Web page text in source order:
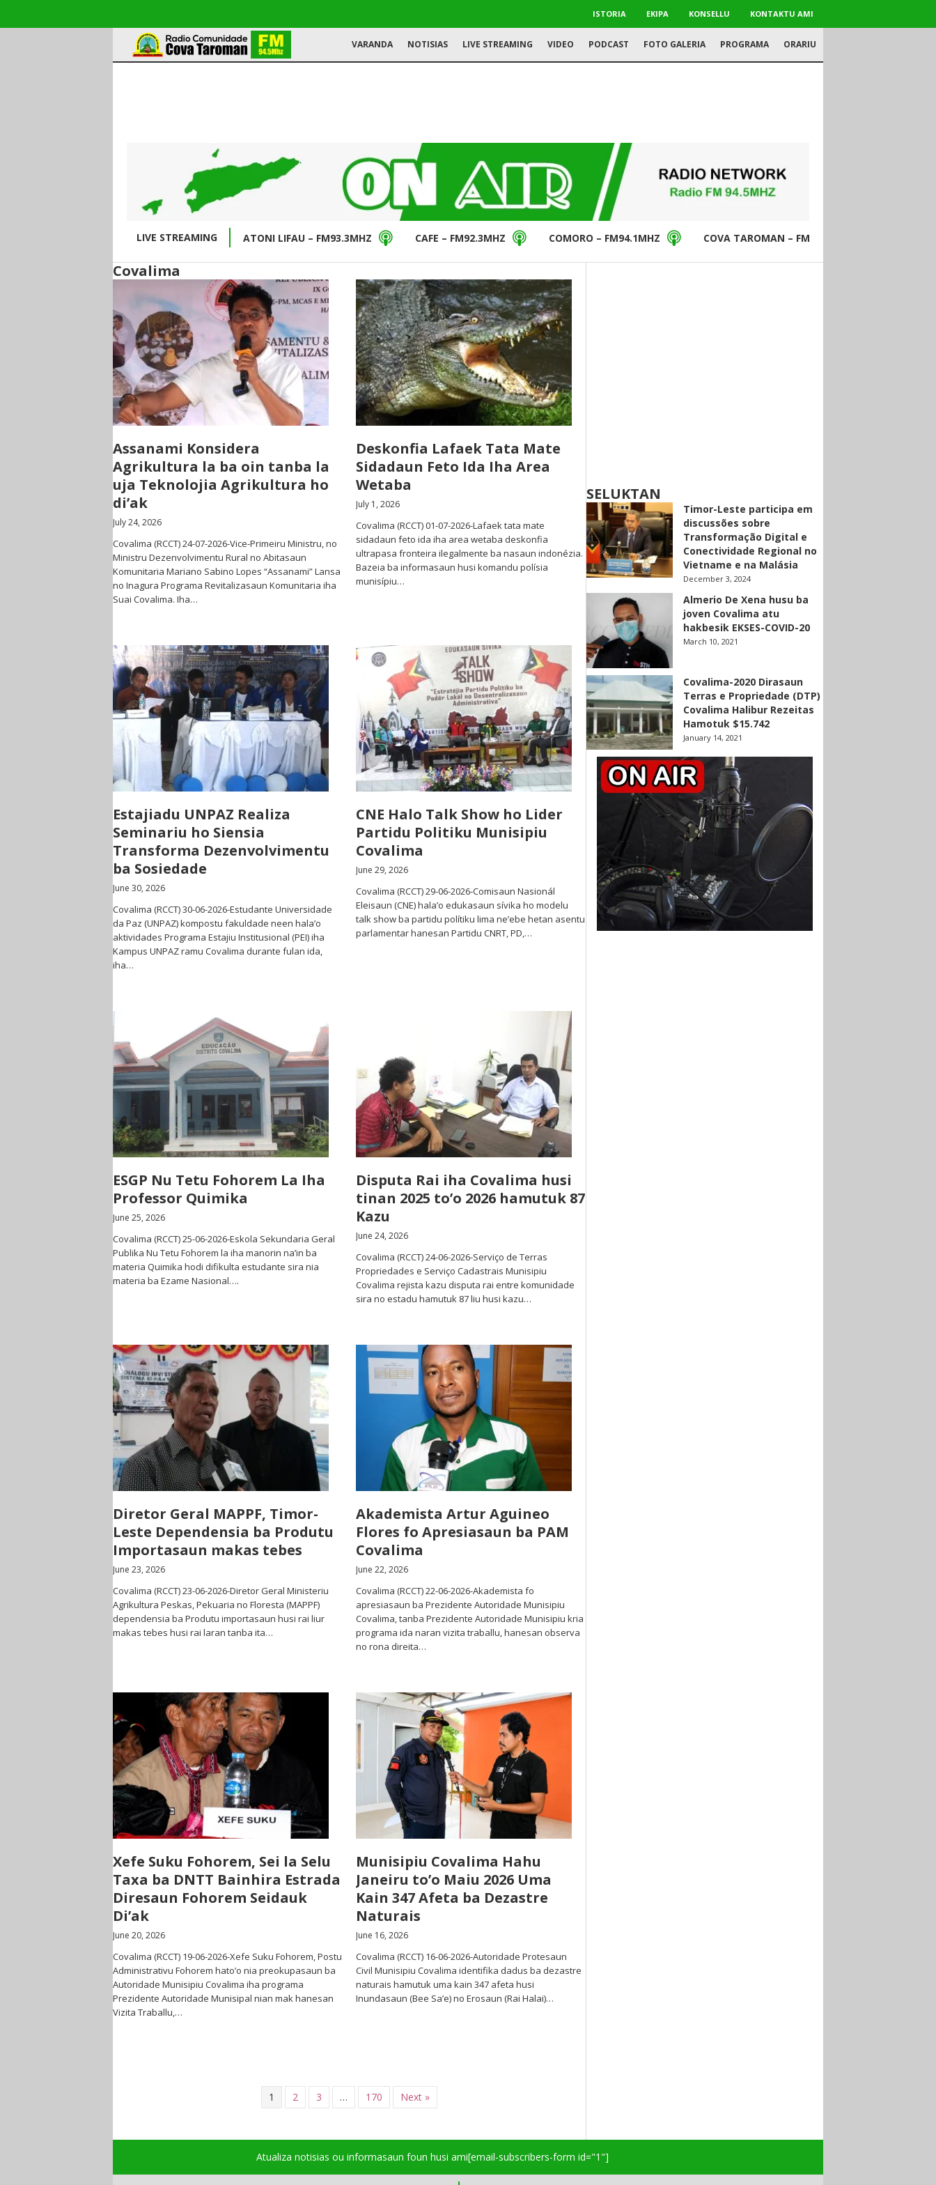
ISTORIA EKIPA KONSELLU KONTAKTU AMI
VARANDA NOTISIAS LIVE STREAMING VIDEO PODCAST FOTO GALERIA PROGRAMA ORARIU
LIVE STREAMING ATONI LIFAU – FM93.3MHZ CAFE – FM92.3MHZ COMORO – FM94.1MHZ COVA TAROMAN – FM94.5MHZ
Covalima
Assanami Konsidera
Agrikultura la ba oin tanba la
uja Teknolojia Agrikultura ho
di’ak
July 24, 2026
Covalima (RCCT) 24-07-2026-Vice-Primeiru Ministru, no
Ministru Dezenvolvimentu Rural no Abitasaun
Komunitaria Mariano Sabino Lopes “Assanami” Lansa
no Inagura Programa Revitalizasaun Komunitaria iha
Suai Covalima. Iha…
Deskonfia Lafaek Tata Mate
Sidadaun Feto Ida Iha Area
Wetaba
July 1, 2026
Covalima (RCCT) 01-07-2026-Lafaek tata mate
sidadaun feto ida iha area wetaba deskonfia
ultrapasa fronteira ilegalmente ba nasaun indonézia.
Bazeia ba informasaun husi komandu polísia
munisípiu…
Estajiadu UNPAZ Realiza
Seminariu ho Siensia
Transforma Dezenvolvimentu
ba Sosiedade
June 30, 2026
Covalima (RCCT) 30-06-2026-Estudante Universidade
da Paz (UNPAZ) kompostu fakuldade neen hala’o
aktividades Programa Estajiu Institusional (PEI) iha
Kampus UNPAZ ramu Covalima durante fulan ida,
iha…
CNE Halo Talk Show ho Lider
Partidu Politiku Munisipiu
Covalima
June 29, 2026
Covalima (RCCT) 29-06-2026-Comisaun Nasionál
Eleisaun (CNE) hala’o edukasaun sívika ho modelu
talk show ba partidu polítiku lima ne’ebe hetan asentu
parlamentar hanesan Partidu CNRT, PD,…
ESGP Nu Tetu Fohorem La Iha
Professor Quimika
June 25, 2026
Covalima (RCCT) 25-06-2026-Eskola Sekundaria Geral
Publika Nu Tetu Fohorem la iha manorin na’in ba
materia Quimika hodi difikulta estudante sira nia
materia ba Ezame Nasional….
Disputa Rai iha Covalima husi
tinan 2025 to’o 2026 hamutuk 87
Kazu
June 24, 2026
Covalima (RCCT) 24-06-2026-Serviço de Terras
Propriedades e Serviço Cadastrais Munisipiu
Covalima rejista kazu disputa rai entre komunidade
sira no estadu hamutuk 87 liu husi kazu…
Diretor Geral MAPPF, Timor-
Leste Dependensia ba Produtu
Importasaun makas tebes
June 23, 2026
Covalima (RCCT) 23-06-2026-Diretor Geral Ministeriu
Agrikultura Peskas, Pekuaria no Floresta (MAPPF)
dependensia ba Produtu importasaun husi rai liur
makas tebes husi rai laran tanba ita…
Akademista Artur Aguineo
Flores fo Apresiasaun ba PAM
Covalima
June 22, 2026
Covalima (RCCT) 22-06-2026-Akademista fo
apresiasaun ba Prezidente Autoridade Munisipiu
Covalima, tanba Prezidente Autoridade Munisipiu kria
programa ida naran vizita traballu, hanesan observa
no rona direita…
Xefe Suku Fohorem, Sei la Selu
Taxa ba DNTT Bainhira Estrada
Diresaun Fohorem Seidauk
Di’ak
June 20, 2026
Covalima (RCCT) 19-06-2026-Xefe Suku Fohorem, Postu
Administrativu Fohorem hato’o nia preokupasaun ba
Autoridade Munisipiu Covalima iha programa
Prezidente Autoridade Munisipal nian mak hanesan
Vizita Traballu,…
Munisipiu Covalima Hahu
Janeiru to’o Maiu 2026 Uma
Kain 347 Afeta ba Dezastre
Naturais
June 16, 2026
Covalima (RCCT) 16-06-2026-Autoridade Protesaun
Civil Munisipiu Covalima identifika dadus ba dezastre
naturais hamutuk uma kain 347 afeta husi
Inundasaun (Bee Sa’e) no Erosaun (Rai Halai)…
1 2 3 … 170 Next »
SELUKTAN
Timor-Leste participa em
discussões sobre
Transformação Digital e
Conectividade Regional no
Vietname e na Malásia
December 3, 2024
Almerio De Xena husu ba
joven Covalima atu
hakbesik EKSES-COVID-20
March 10, 2021
Covalima-2020 Dirasaun
Terras e Propriedade (DTP)
Covalima Halibur Rezeitas
Hamotuk $15.742
January 14, 2021
Atualiza notisias ou informasaun foun husi ami[email-subscribers-form id="1"]